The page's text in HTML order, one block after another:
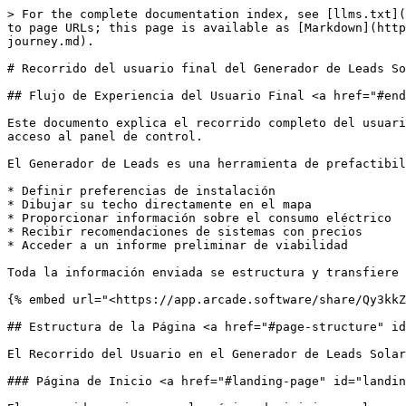
> For the complete documentation index, see [llms.txt](https://docs.solarvis.co/llms.txt). Markdown versions of documentation pages are available by appending `.md` to page URLs; this page is available as [Markdown](https://docs.solarvis.co/documentation/es/solarvis-modules/solarvis-lead-generator/lead-generator-end-user-journey.md).

# Recorrido del usuario final del Generador de Leads Solares

## Flujo de Experiencia del Usuario Final <a href="#end-user-experience-flow" id="end-user-experience-flow"></a>

Este documento explica el recorrido completo del usuario final en el Generador de Leads Solares, desde la página de inicio hasta los resultados de viabilidad y el acceso al panel de control.

El Generador de Leads es una herramienta de prefactibilidad de marca blanca, orientada al cliente, que permite a los visitantes del sitio web:

* Definir preferencias de instalación
* Dibujar su techo directamente en el mapa
* Proporcionar información sobre el consumo eléctrico
* Recibir recomendaciones de sistemas con precios
* Acceder a un informe preliminar de viabilidad

Toda la información enviada se estructura y transfiere automáticamente al ecosistema de solarVis para el seguimiento de ventas y la gestión de proyectos.

{% embed url="<https://app.arcade.software/share/Qy3kkZnwDCbvcmyxjrPX?language=es>" %}

## Estructura de la Página <a href="#page-structure" id="page-structure"></a>

El Recorrido del Usuario en el Generador de Leads Solares consta de las siguientes páginas y pasos estructurados:

### Página de Inicio <a href="#landing-page" id="landing-page"></a>

El recorrido comienza en la página de inicio con la marca de la empresa.

#### Elementos Clave <a href="#key-elements" id="key-elements"></a>

* Logotipo de la empresa e identidad de marca
* Botón de llamada a la acción “Solicitar Cotización”
* Sección expandible “Cómo Funciona”
* Selección de idioma
* Inicio de sesión para usuarios recurrentes

Antes de iniciar el proceso de prefactibilidad, los usuarios ven la información de la empresa y comprenden claramente el propósito del sitio web.

Comienzan el recorrido en el Generador de Leads de solarVis haciendo clic en el botón “Solicitar Cotización”.

### Seleccionar Preferencias <a href="#select-preferences" id="select-preferences"></a>

Los usuarios definen los parámetros principales de la instalación.

#### Tipo de Instalación <a href="#facility-type" id="facility-type"></a>

* Residencial
* Comercial
* Industrial
* Agrícola

{% hint style="info" %}
Los tipos de instalación que se muestran a los usuarios están controlados por la configuración **Tipos de proyecto permitidos** en la página de Configuración General, y la disponibilidad de baterías está controlada por la configuración **Permitir batería** allí.
{% endhint %}

#### Tipo de Conexión a Red <a href="#grid-connection-type" id="grid-connection-type"></a>

* Conectado a Red
* Aislado de Red

Estas selecciones determinan:

* Configuraciones de sistema disponibles
* Lógica de cálculo de viabilidad
* Supuestos regulatorios

### Compartir Ubicación <a href="#share-location" id="share-location"></a>

Los usuarios proporcionan la dirección de instalación.

#### Opciones Disponibles <a href="#available-options" id="available-options"></a>

* Búsqueda manual de